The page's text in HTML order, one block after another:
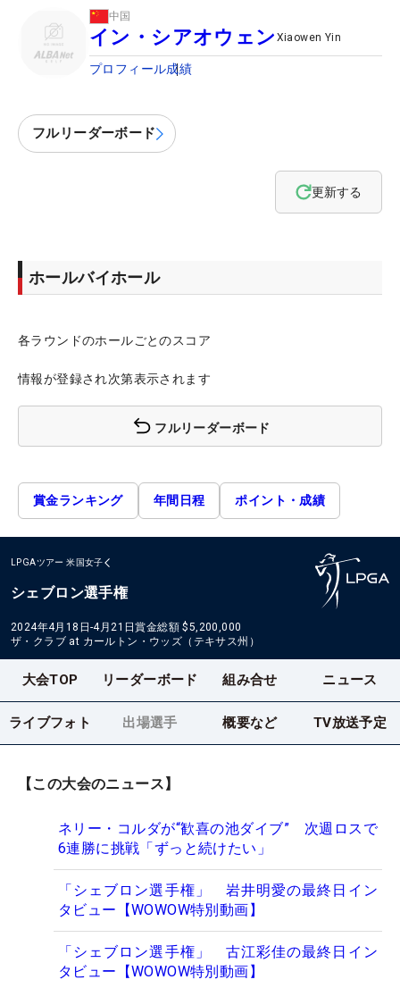
中国
イン・シアオウェン Xiaowen Yin
プロフィール成績
フルリーダーボード
更新する
ホールバイホール
各ラウンドのホールごとのスコア
情報が登録され次第表示されます
フルリーダーボード
賞金ランキング 年間日程 ポイント・成績
LPGAツアー 米国女子
シェブロン選手権
2024年4月18日-4月21日賞金総額 $5,200,000
ザ・クラブ at カールトン・ウッズ（テキサス州）
大会TOP リーダーボード 組み合せ ニュース
ライブフォト 出場選手 概要など TV放送予定
【この大会のニュース】
ネリー・コルダが“歓喜の池ダイブ” 次週ロスで
6連勝に挑戦「ずっと続けたい」
「シェブロン選手権」 岩井明愛の最終日イン
タビュー【WOWOW特別動画】
「シェブロン選手権」 古江彩佳の最終日イン
タビュー【WOWOW特別動画】